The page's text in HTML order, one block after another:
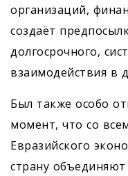
организаций,
создаёт
долгосрочного,
взаимодействия в
Был также особо
момент, что со
Евразийского
страну